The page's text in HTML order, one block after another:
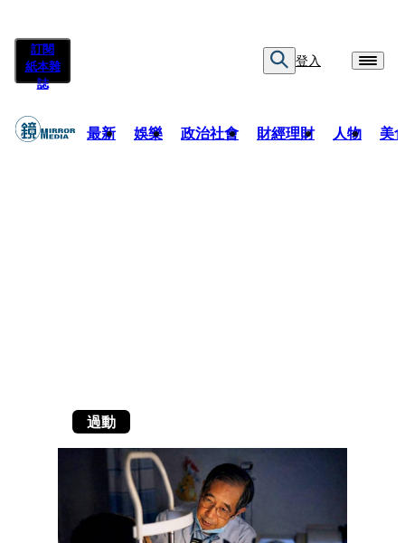
訂閱
紙本雜
誌
登入
最新 娛樂 政治社會 財經理財 人物 美
過動